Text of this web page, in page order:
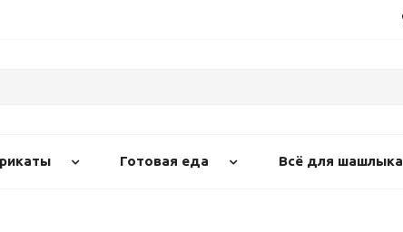
Готовая еда Всё для шашлыка